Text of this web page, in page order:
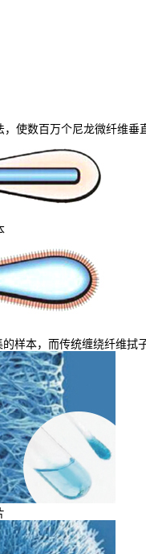
使数百万个尼龙微纤维垂
样本，而传统缠绕纤维拭